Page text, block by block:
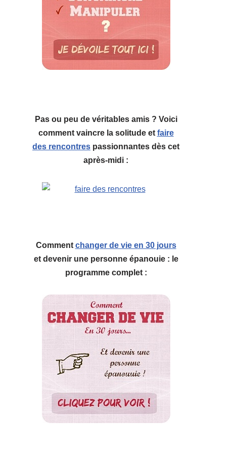
Pas ou peu de véritables amis ? Voici
comment vaincre la solitude et faire
des rencontres passionnantes dès cet
après-midi :
Comment changer de vie en 30 jours
et devenir une personne épanouie : le
programme complet :